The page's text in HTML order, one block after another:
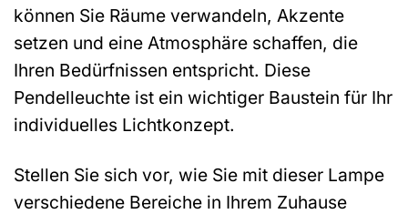
können Sie Räume verwandeln, Akzente
setzen und eine Atmosphäre schaffen, die
Ihren Bedürfnissen entspricht. Diese
Pendelleuchte ist ein wichtiger Baustein für Ihr
individuelles Lichtkonzept.
Stellen Sie sich vor, wie Sie mit dieser Lampe
verschiedene Bereiche in Ihrem Zuhause